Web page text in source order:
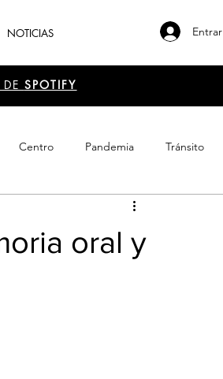
NOTICIAS Entrar
SPOTIFY
Centro Pandemia Tránsito
Emprendimiento
oral y